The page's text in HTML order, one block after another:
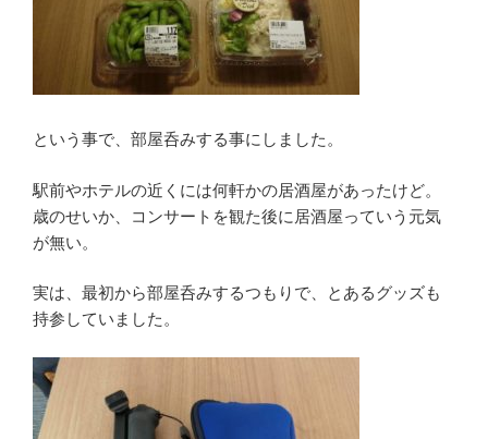
という事で、部屋呑みする事にしました。
駅前やホテルの近くには何軒かの居酒屋があったけど。
歳のせいか、コンサートを観た後に居酒屋っていう元気
が無い。
実は、最初から部屋呑みするつもりで、とあるグッズも
持参していました。